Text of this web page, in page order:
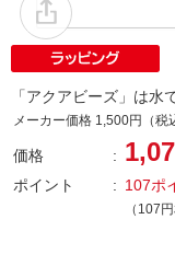
「アクアビーズ」は
メーカー価格 1,500円（税
価格
ポイント 107ポ
（107